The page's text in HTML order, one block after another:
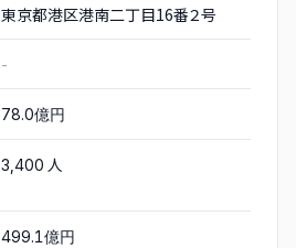
東京都港区港南二丁目16番２号
-
78.0億円
3,400 人
499.1億円